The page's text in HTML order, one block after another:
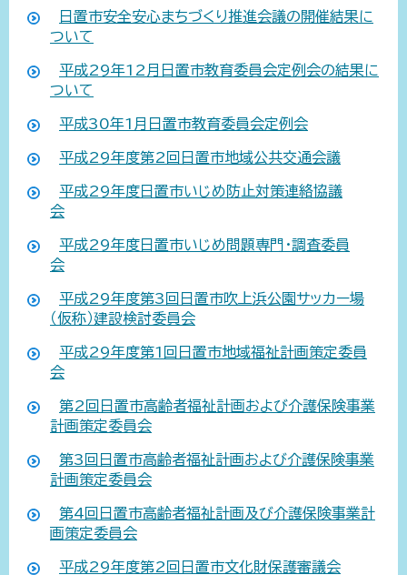
日置市安全安心まちづくり推進会議の開催結果に
ついて
平成29年12月日置市教育委員会定例会の結果に
ついて
平成30年1月日置市教育委員会定例会
平成29年度第2回日置市地域公共交通会議
平成29年度日置市いじめ防止対策連絡協議
会
平成29年度日置市いじめ問題専門・調査委員
会
平成29年度第3回日置市吹上浜公園サッカー場
（仮称）建設検討委員会
平成29年度第1回日置市地域福祉計画策定委員
会
第2回日置市高齢者福祉計画および介護保険事業
計画策定委員会
第3回日置市高齢者福祉計画および介護保険事業
計画策定委員会
第4回日置市高齢者福祉計画及び介護保険事業計
画策定委員会
平成29年度第2回日置市文化財保護審議会